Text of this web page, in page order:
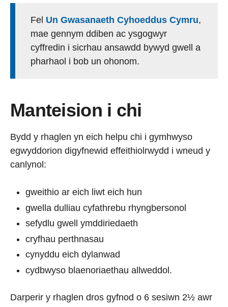
Fel Un Gwasanaeth Cyhoeddus Cymru,
mae gennym ddiben ac ysgogwyr
cyffredin i sicrhau ansawdd bywyd gwell a
pharhaol i bob un ohonom.
Manteision i chi
Bydd y rhaglen yn eich helpu chi i gymhwyso
egwyddorion digyfnewid effeithiolrwydd i wneud y
canlynol:
gweithio ar eich liwt eich hun
gwella dulliau cyfathrebu rhyngbersonol
sefydlu gwell ymddiriedaeth
cryfhau perthnasau
cynyddu eich dylanwad
cydbwyso blaenoriaethau allweddol.
Darperir y rhaglen dros gyfnod o 6 sesiwn 2½ awr